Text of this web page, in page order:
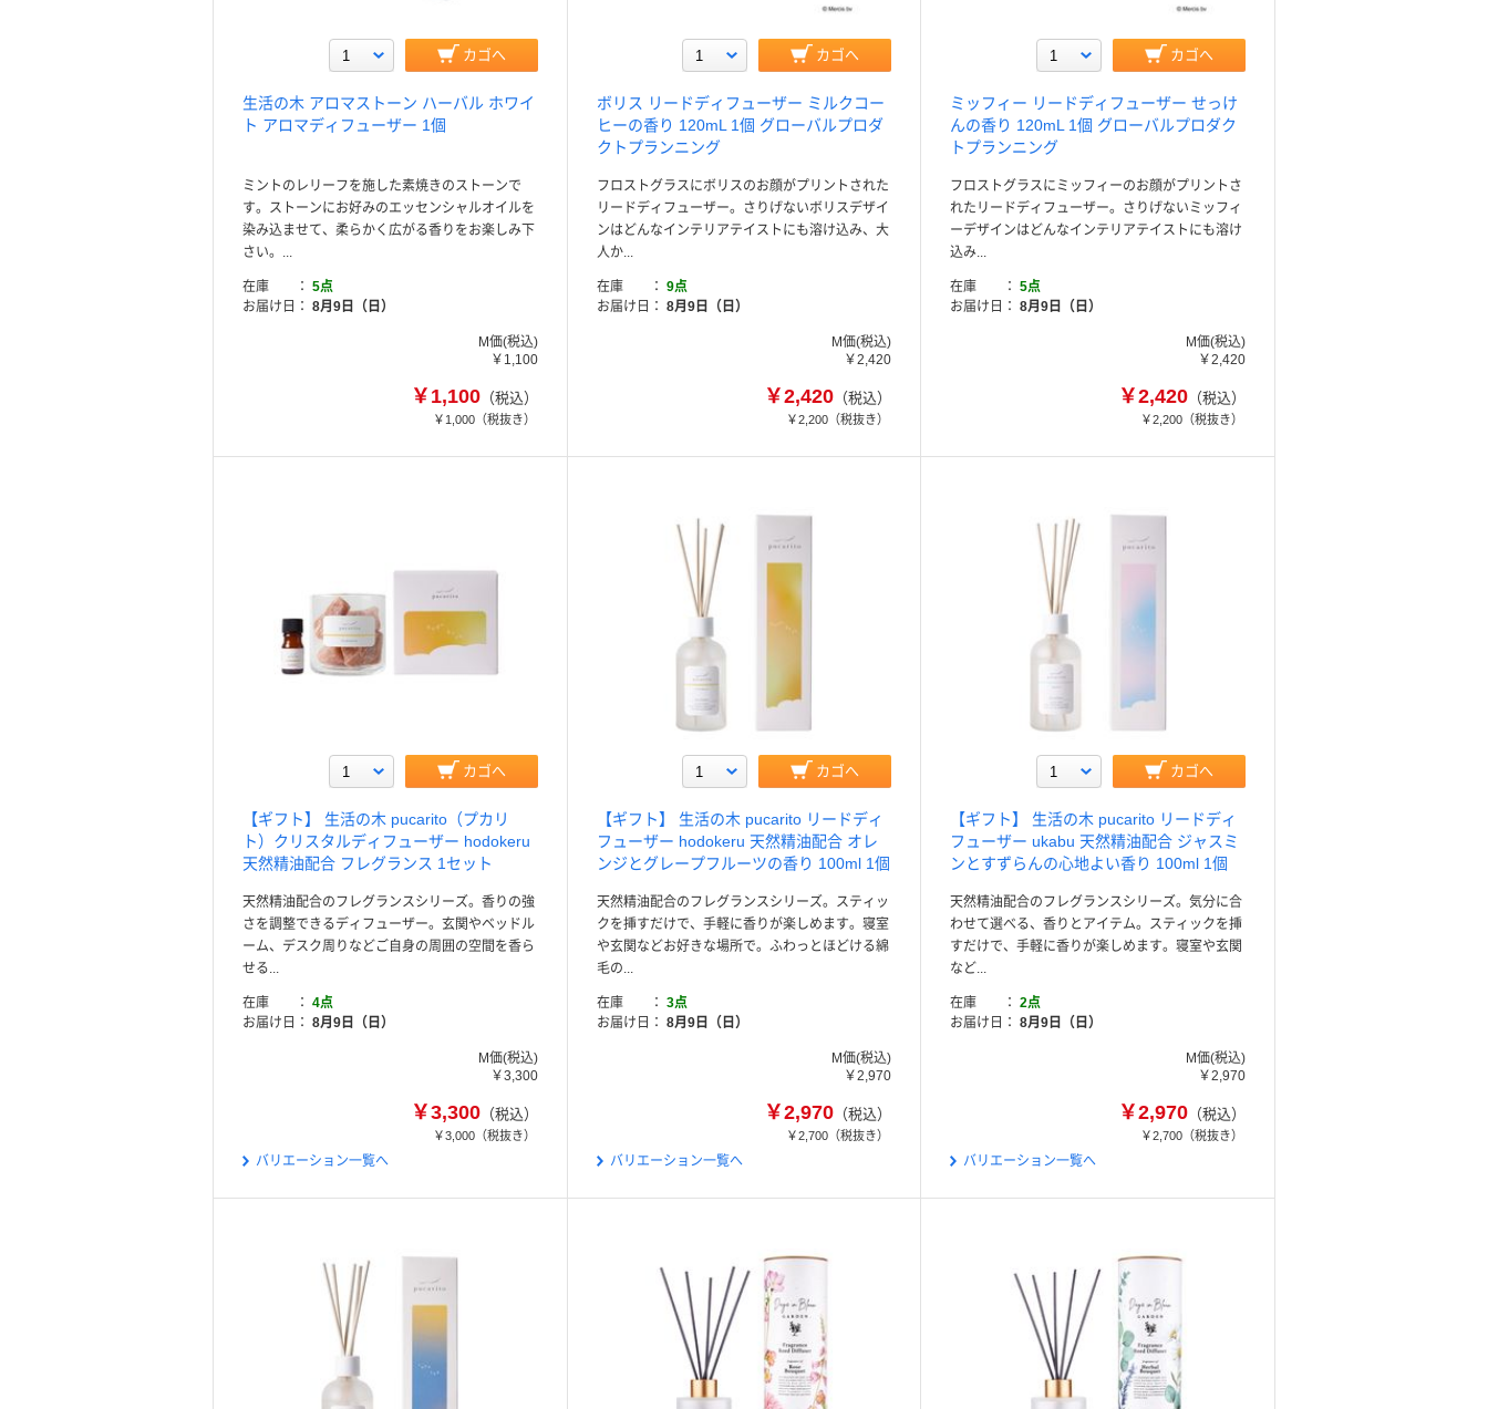
カゴへ
生活の木 アロマストーン ハーバル ホワイ
ト アロマディフューザー 1個
ミントのレリーフを施した素焼きのストーンで
す。ストーンにお好みのエッセンシャルオイルを
染み込ませて、柔らかく広がる香りをお楽しみ下
さい。...
在庫
5点
お届け日
8月9日（日）
M価(税込)
￥1,100
￥1,100（税込）
￥1,000（税抜き）
カゴへ
ボリス リードディフューザー ミルクコー
ヒーの香り 120mL 1個 グローバルプロダ
クトプランニング
フロストグラスにボリスのお顔がプリントされた
リードディフューザー。さりげないボリスデザイ
ンはどんなインテリアテイストにも溶け込み、大
人か...
在庫
9点
お届け日
8月9日（日）
M価(税込)
￥2,420
￥2,420 （税込）
￥2,200 （税抜き）
カゴへ
ミッフィー リードディフューザー せっけ
んの香り 120mL 1個 グローバルプロダク
トプランニング
フロストグラスにミッフィーのお顔がプリントさ
れたリードディフューザー。さりげないミッフィ
ーデザインはどんなインテリアテイストにも溶け
込み...
在庫
5点
お届け日
8月9日（日）
M価(税込)
￥2,420
￥2,420（税込）
￥2,200（税抜き）
カゴへ
【ギフト】 生活の木 pucarito（プカリ
ト）クリスタルディフューザー hodokeru
天然精油配合 フレグランス 1セット
天然精油配合のフレグランスシリーズ。香りの強
さを調整できるディフューザー。玄関やベッドル
ーム、デスク周りなどご自身の周囲の空間を香ら
せる...
在庫
4点
お届け日
8月9日（日）
M価(税込)
￥3,300
￥3,300（税込）
￥3,000（税抜き）
バリエーション一覧へ
カゴへ
【ギフト】 生活の木 pucarito リードディ
フューザー hodokeru 天然精油配合 オレ
ンジとグレープフルーツの香り 100ml 1個
天然精油配合のフレグランスシリーズ。スティッ
クを挿すだけで、手軽に香りが楽しめます。寝室
や玄関などお好きな場所で。ふわっとほどける綿
毛の...
在庫
3点
お届け日
8月9日（日）
M価(税込)
￥2,970
￥2,970 （税込）
￥2,700 （税抜き）
バリエーション一覧へ
カゴへ
【ギフト】 生活の木 pucarito リードディ
フューザー ukabu 天然精油配合 ジャスミ
ンとすずらんの心地よい香り 100ml 1個
天然精油配合のフレグランスシリーズ。気分に合
わせて選べる、香りとアイテム。スティックを挿
すだけで、手軽に香りが楽しめます。寝室や玄関
など...
在庫
2点
お届け日
8月9日（日）
M価(税込)
￥2,970
￥2,970（税込）
￥2,700（税抜き）
バリエーション一覧へ